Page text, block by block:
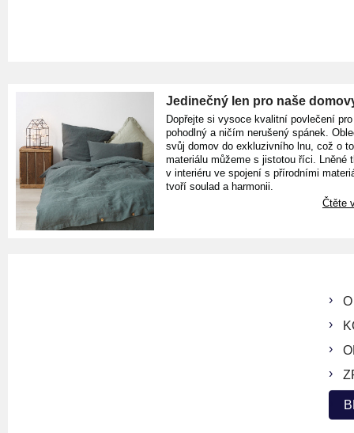
Jedinečný len pro naše
Dopřejte si vysoce kvalitní povlečení pro
pohodlný a ničím nerušený spánek.
svůj domov do exkluzivního lnu, což o
materiálu můžeme s jistotou říci. Lněné
v interiéru ve spojení s přírodními
tvoří soulad a harmonii.
Čtěte